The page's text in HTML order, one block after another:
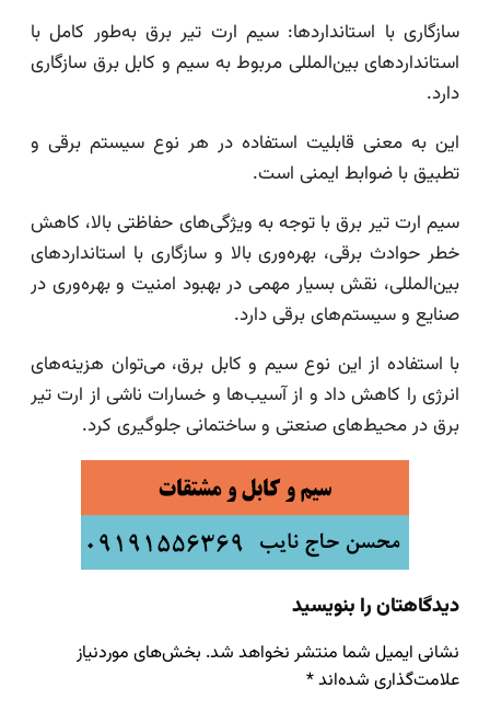
سازگاری با استانداردها: سیم ارت تیر برق به‌طور کامل با
استانداردهای بین‌المللی مربوط به سیم و کابل برق سازگاری
دارد.
این به معنی قابلیت استفاده در هر نوع سیستم برقی و
تطبیق با ضوابط ایمنی است.
سیم ارت تیر برق با توجه به ویژگی‌های حفاظتی بالا، کاهش
خطر حوادث برقی، بهره‌وری بالا و سازگاری با استانداردهای
بین‌المللی، نقش بسیار مهمی در بهبود امنیت و بهره‌وری در
صنایع و سیستم‌های برقی دارد.
با استفاده از این نوع سیم و کابل برق، می‌توان هزینه‌های
انرژی را کاهش داد و از آسیب‌ها و خسارات ناشی از ارت تیر
برق در محیط‌های صنعتی و ساختمانی جلوگیری کرد.
دیدگاهتان را بنویسید
نشانی ایمیل شما منتشر نخواهد شد. بخش‌های موردنیاز
علامت‌گذاری شده‌اند*